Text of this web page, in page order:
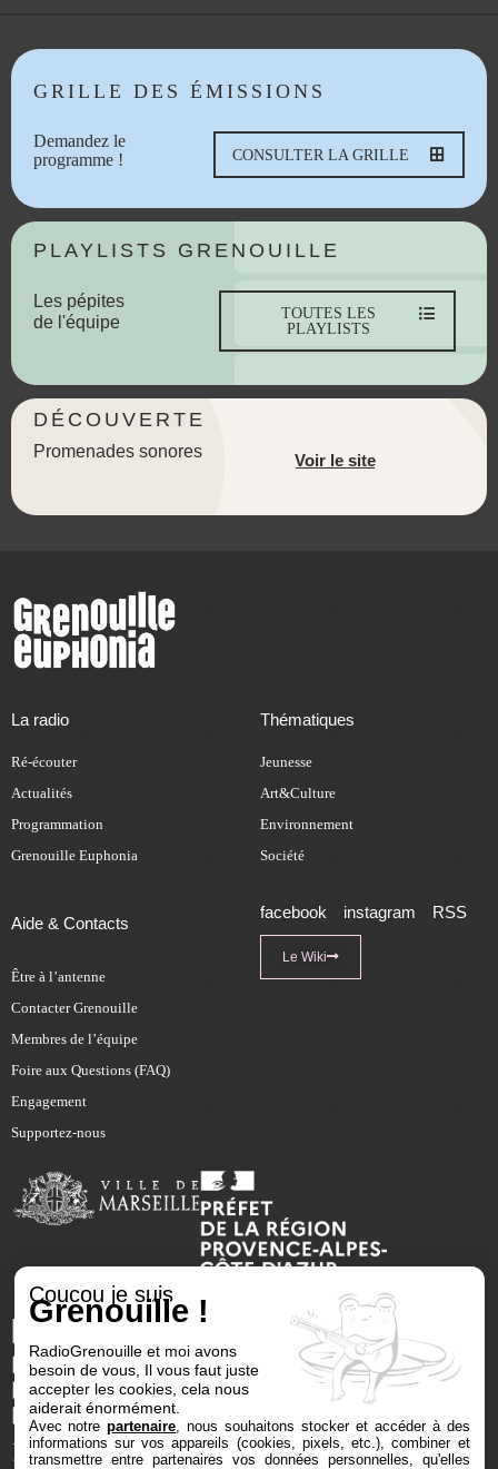
GRILLE DES ÉMISSIONS
Demandez le
programme !
CONSULTER LA GRILLE
PLAYLISTS GRENOUILLE
Les pépites
de l'équipe
TOUTES LES
PLAYLISTS
DÉCOUVERTE
Promenades sonores Voir le site
La radio
Ré-écouter
Actualités
Programmation
Grenouille Euphonia
Thématiques
Jeunesse
Art&Culture
Environnement
Société
Aide & Contacts
Être à l’antenne
Contacter Grenouille
Membres de l’équipe
Foire aux Questions (FAQ)
Engagement
Supportez-nous
facebook instagram RSS
Le Wiki
Coucou je suis
Grenouille !
RadioGrenouille et moi avons
besoin de vous, Il vous faut juste
accepter les cookies, cela nous
aiderait énormément.
Avec notrepartenaire , nous souhaitons stocker et accéder à des
informations sur vos appareils (cookies, pixels, etc.), combiner et
transmettre entre partenaires vos données personnelles, qu'elles